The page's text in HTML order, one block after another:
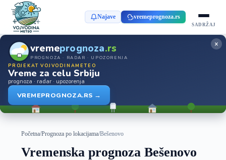
Najave vremeprognoza.rs
SADRŽAJ
vremeprognoza.rs
PROGNOZA · RADAR · UPOZORENJA
PROJEKAT VOJVODINAMETEO
Vreme za celu Srbiju
prognoza · radar · upozorenja
VREMEPROGNOZA.RS →
×
Početna/Prognoza po lokacijama/Bešenovo
Vremenska prognoza Bešenovo